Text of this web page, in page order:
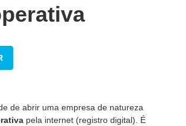
de abrir uma empresa de natureza
pela internet (registro digital). É